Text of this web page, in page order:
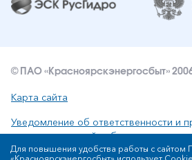
© ПАО «Красноярскэнергосбыт»
Карта сайта
Уведомление об ответственности и
интеллектуальной собственности
Для повышения удобства работы с сайтом